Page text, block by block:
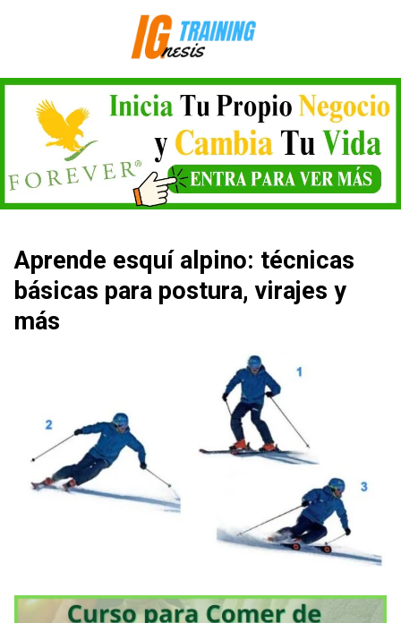
Aprende esquí alpino: técnicas
básicas para postura, virajes y
más